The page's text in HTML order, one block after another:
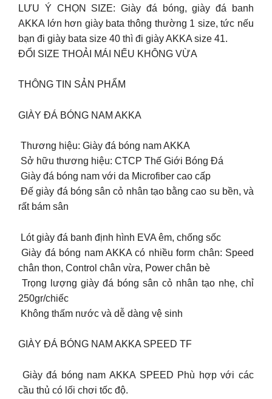
LƯU Ý CHỌN SIZE: Giày đá bóng, giày đá banh
AKKA lớn hơn giày bata thông thường 1 size, tức nếu
bạn đi giày bata size 40 thì đi giày AKKA size 41.
ĐỔI SIZE THOẢI MÁI NẾU KHÔNG VỪA
THÔNG TIN SẢN PHẨM
GIÀY ĐÁ BÓNG NAM AKKA
️ Thương hiệu: Giày đá bóng nam AKKA
️ Sở hữu thương hiệu: CTCP Thế Giới Bóng Đá
️ Giày đá bóng nam với da Microfiber cao cấp
️ Đế giày đá bóng sân cỏ nhân tạo bằng cao su bền, và
rất bám sân
️ Lót giày đá banh định hình EVA êm, chống sốc
️ Giày đá bóng nam AKKA có nhiều form chân: Speed
chân thon, Control chân vừa, Power chân bè
️ Trọng lượng giày đá bóng sân cỏ nhân tạo nhẹ, chỉ
250gr/chiếc
️ Không thấm nước và dễ dàng vệ sinh
GIÀY ĐÁ BÓNG NAM AKKA SPEED TF
️ Giày đá bóng nam AKKA SPEED Phù hợp với các
cầu thủ có lối chơi tốc độ.